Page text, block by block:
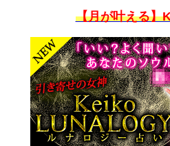
【月が叶える】